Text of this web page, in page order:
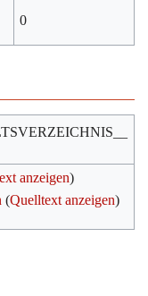
0
anzeigen)
(Quelltext anzeigen)